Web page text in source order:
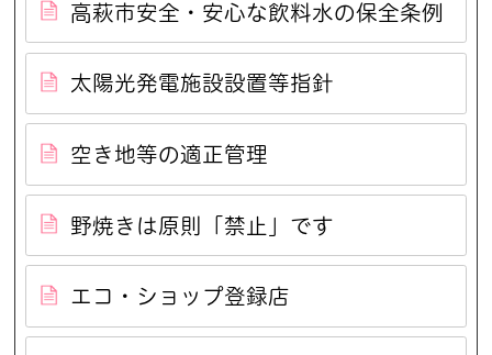
高萩市安全・安心な飲料水の保全条例
太陽光発電施設設置等指針
空き地等の適正管理
野焼きは原則「禁止」です
エコ・ショップ登録店